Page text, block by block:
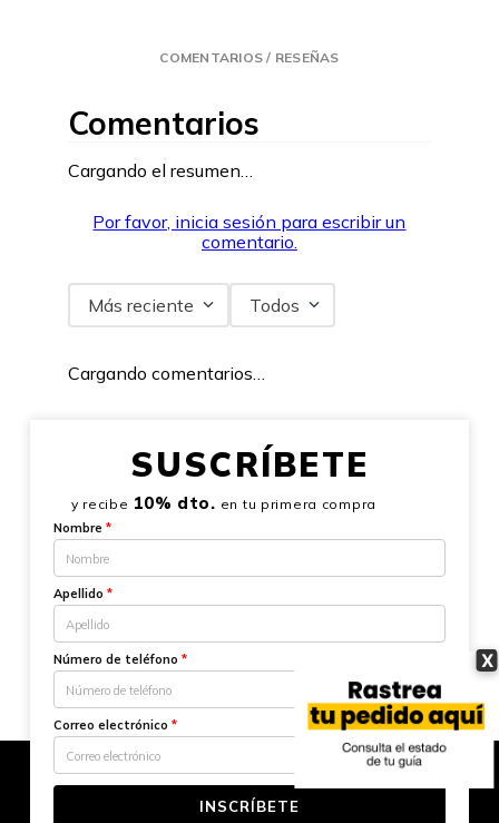
X
COMENTARIOS / RESEÑAS
Comentarios
Cargando el resumen…
Por favor, inicia sesión para escribir un
comentario.
Más reciente Todos
Cargando comentarios…
SUSCRÍBETE
y recibe 10% dto. en tu primera compra
Nombre *
Apellido *
Número de teléfono *
Correo electrónico *
INSCRÍBETE